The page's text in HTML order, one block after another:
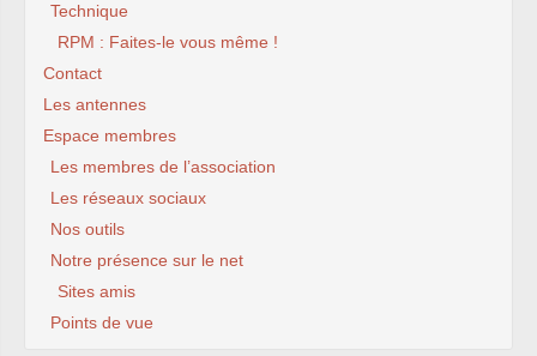
Technique
RPM : Faites-le vous même !
Contact
Les antennes
Espace membres
Les membres de l’association
Les réseaux sociaux
Nos outils
Notre présence sur le net
Sites amis
Points de vue